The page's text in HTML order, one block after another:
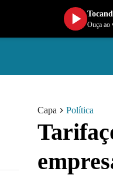
Capa Política
Ouça ao